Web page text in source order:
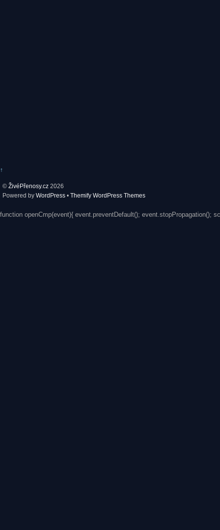
↑
© ŽivéPřenosy.cz 2026
Powered by WordPress • Themify WordPress Themes
function openCmp(event){ event.preventDefault(); event.stopPropagation();